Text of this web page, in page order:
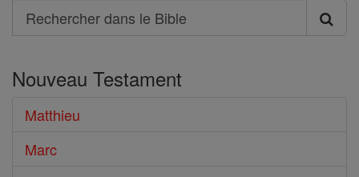
Search
Rechercher
le
Bible
Nouveau Testament
Matthieu
Marc